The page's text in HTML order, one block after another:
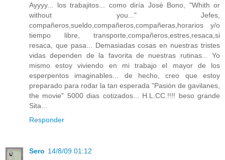
Ayyyy... los trabajitos... como diría José Bono, "Whith or
without you..." Jefes,
compañeros,sueldo,compañeros,compañeras,horarios y/o
tiempo libre, transporte,compañeros,estres,resaca,si
resaca, que pasa... Demasiadas cosas en nuestras tristes
vidas dependen de la favorita de nuestras rutinas... Yo
mismo estoy viviendo en mi trabajo el mayor de los
esperpentos imaginables... de hecho, creo que estoy
preparado para rodar la tan esperada "Pasión de gavilanes,
the movie" 5000 dias cotizados... H.L.CC.!!!! beso grande
Sita...
Responder
Sero 14/8/09 01:12